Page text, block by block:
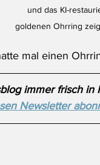
und das KI-
goldenen Ohrring
mal einen
immer frisch in
Newsletter